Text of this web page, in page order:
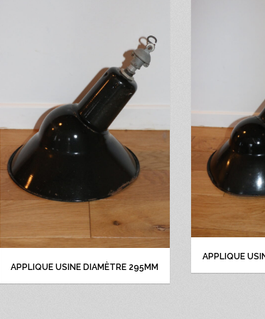
APPLIQUE
APPLIQUE USINE DIAMÈTRE 295MM